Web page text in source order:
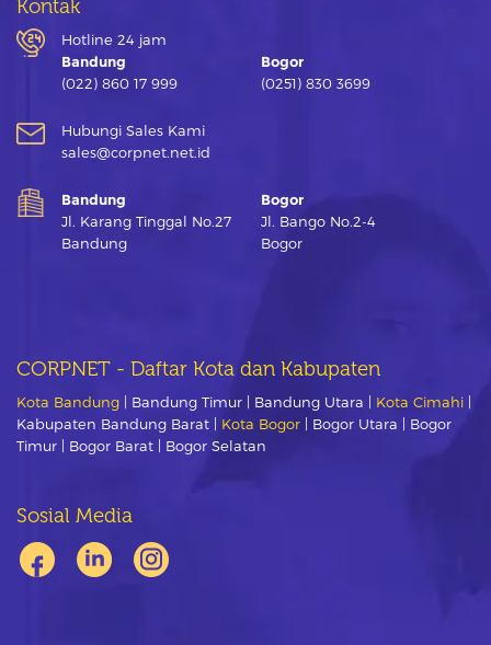
Kontak
Hotline 24 jam
Bandung
(022) 860 17 999
Bogor
(0251) 830 3699
Hubungi Sales Kami
sales@corpnet.net.id
Bandung
Jl. Karang Tinggal No.27
Bandung
Bogor
Jl. Bango No.2-4
Bogor
CORPNET - Daftar Kota dan Kabupaten
Kota Bandung | Bandung Timur | Bandung Utara | Kota Cimahi
Kabupaten Bandung Barat | Kota Bogor | Bogor Utara | Bogor
Timur | Bogor Barat | Bogor Selatan
Sosial Media